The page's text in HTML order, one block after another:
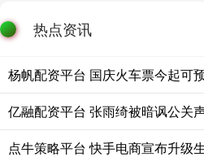
热点资讯
杨帆配资平台 国庆火车票今起可